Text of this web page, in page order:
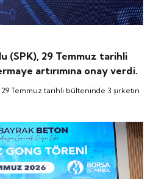
(SPK), 29 Temmuz tarihli
artırımına onay verdi.
29 Temmuz tarihli bülteninde 3 şirketin